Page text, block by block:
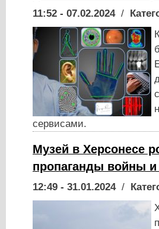
11:52 - 07.02.2024/
сервисами.
Музей в Херсонесе
пропаганды войны и
12:49 - 31.01.2024/